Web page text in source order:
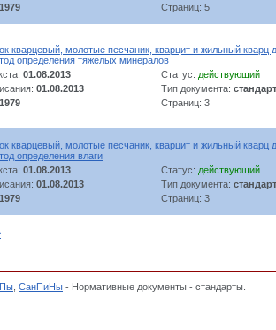
Страниц: 5
кварцевый, молотые песчаник, кварцит и жильный кварц
определения тяжелых минералов
01.08.2013 Статус: действующий
01.08.2013 Тип документа: стандарт
Страниц: 3
кварцевый, молотые песчаник, кварцит и жильный кварц
определения влаги
01.08.2013 Статус: действующий
01.08.2013 Тип документа: стандарт
Страниц: 3
СанПиНы - Нормативные документы - стандарты.